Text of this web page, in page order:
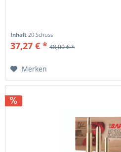
Inhalt20 Schuss
37,27 € * 48,00 € *
Merken